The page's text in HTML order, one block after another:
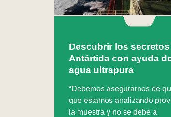
Descubrir los secretos
Antártida con ayuda
agua ultrapura
“Debemos asegurarnos de
que estamos analizando
la muestra y no se debe a